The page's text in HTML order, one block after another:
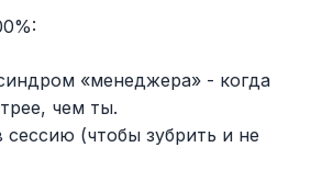
«менеджера» - когда
чем ты.
сессию (чтобы зубрить и не